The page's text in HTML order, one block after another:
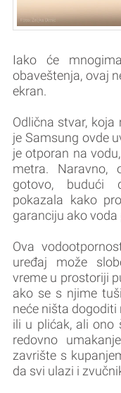
Iako će
obaveštenja, ovaj
ekran.
Odlična stvar,
je Samsung ovde
je otporan na
metra. Naravno,
gotovo, budući
pokazala kako
garanciju ako voda
Ova
uređaj može
vreme u prostoriji
ako se s njime
neće ništa dogoditi
ili u plićak, ali ono
redovno
zavrište s
da svi ulazi i